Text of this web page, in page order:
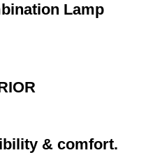
Lamp
& comfort.